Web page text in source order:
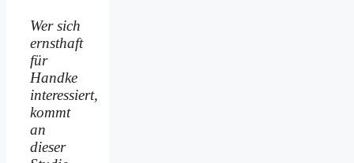
Wer sich
ernsthaft
für
Handke
interessiert,
kommt
an
dieser